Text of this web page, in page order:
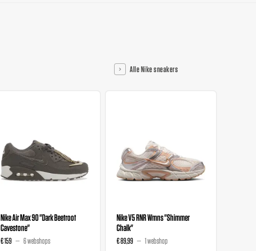
Alle Nike sneakers
Nike Air Max 90 "Dark Beetroot
Cavestone"
€ 159 6 webshops
Nike V5 RNR Wmns "Shimmer
Chalk"
€ 89,99 1 webshop